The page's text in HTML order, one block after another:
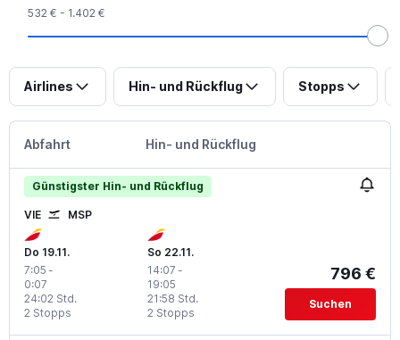
532 € - 1.402 €
Airlines Hin- und Rückflug Stopps
Abfahrt Hin- und Rückflug
Günstigster Hin- und Rückflug
VIE MSP
Do 19.11.
7:05 -
0:07
2 Stopps
24:02 Std.
So 22.11.
14:07 -
19:05
2 Stopps
21:58 Std.
796 €
Suchen